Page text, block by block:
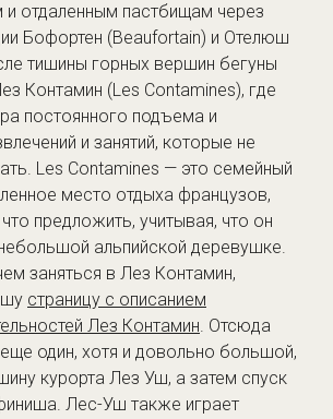
и отдаленным пастбищам через
Бофортен (Beaufortain) и Отелюш
тишины горных вершин бегуны
Контамин (Les Contamines), где
постоянного подъема и
и занятий, которые не
Les Contamines — это семейный
место отдыха французов,
предложить, учитывая, что он
альпийской деревушке.
заняться в Лез Контамин,
страницу с описанием
Лез Контамин. Отсюда
один, хотя и довольно большой,
курорта Лез Уш, а затем спуск
Лес-Уш также играет